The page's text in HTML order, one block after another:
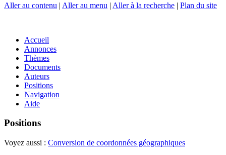
Aller au contenu | Aller au menu | Aller à la recherche | Plan du site
Accueil
Annonces
Thèmes
Documents
Auteurs
Positions
Navigation
Aide
Positions
Voyez aussi : Conversion de coordonnées géographiques